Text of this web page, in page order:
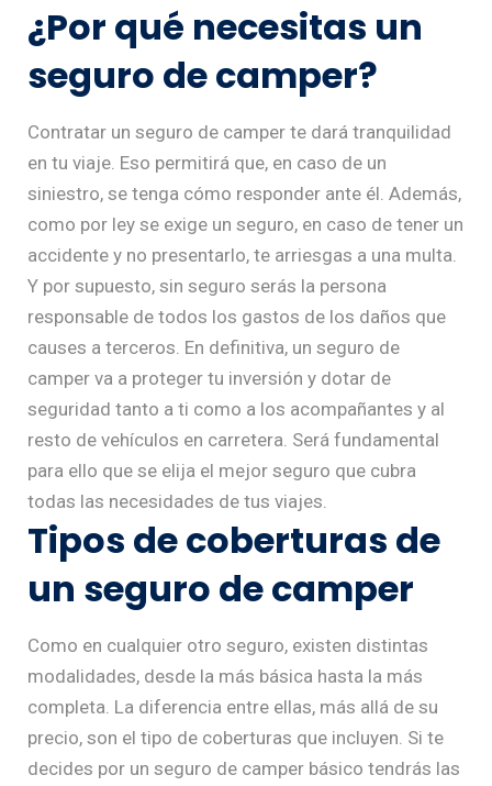
¿Por qué necesitas un
seguro de camper?
Contratar un seguro de camper te dará tranquilidad
en tu viaje. Eso permitirá que, en caso de un
siniestro, se tenga cómo responder ante él. Además,
como por ley se exige un seguro, en caso de tener un
accidente y no presentarlo, te arriesgas a una multa.
Y por supuesto, sin seguro serás la persona
responsable de todos los gastos de los daños que
causes a terceros. En definitiva, un seguro de
camper va a proteger tu inversión y dotar de
seguridad tanto a ti como a los acompañantes y al
resto de vehículos en carretera. Será fundamental
para ello que se elija el mejor seguro que cubra
todas las necesidades de tus viajes.
Tipos de coberturas de
un seguro de camper
Como en cualquier otro seguro, existen distintas
modalidades, desde la más básica hasta la más
completa. La diferencia entre ellas, más allá de su
precio, son el tipo de coberturas que incluyen. Si te
decides por un seguro de camper básico tendrás las